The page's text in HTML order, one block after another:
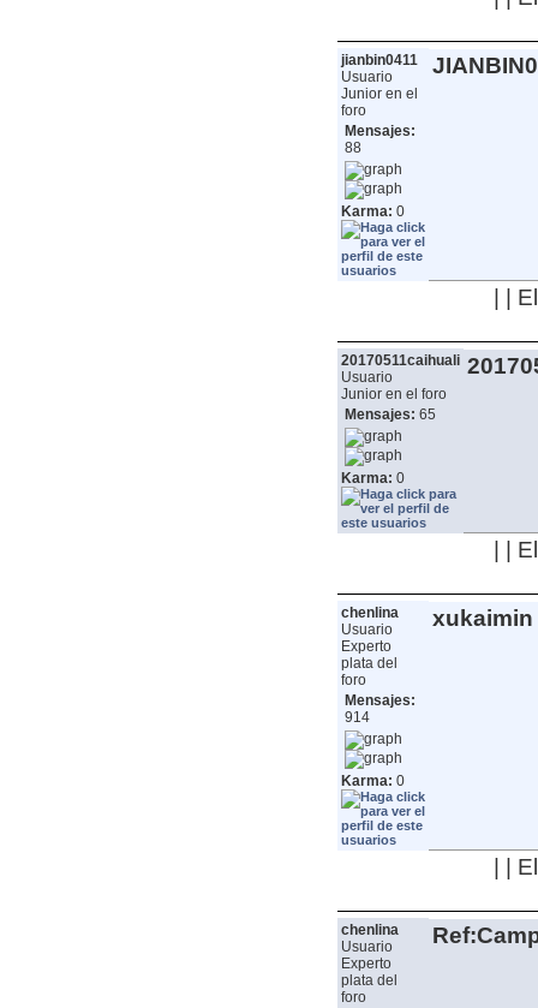
jianbin0411
Usuario
Junior en el
foro
Mensajes:
88
Karma: 0
| |
20170511caihuali
Usuario
Junior en el foro
Mensajes: 65
Karma: 0
| |
chenlina
Usuario
Experto
plata del
foro
Mensajes:
914
Karma: 0
xukaimin
| |
chenlina
Usuario
Experto
plata del
foro